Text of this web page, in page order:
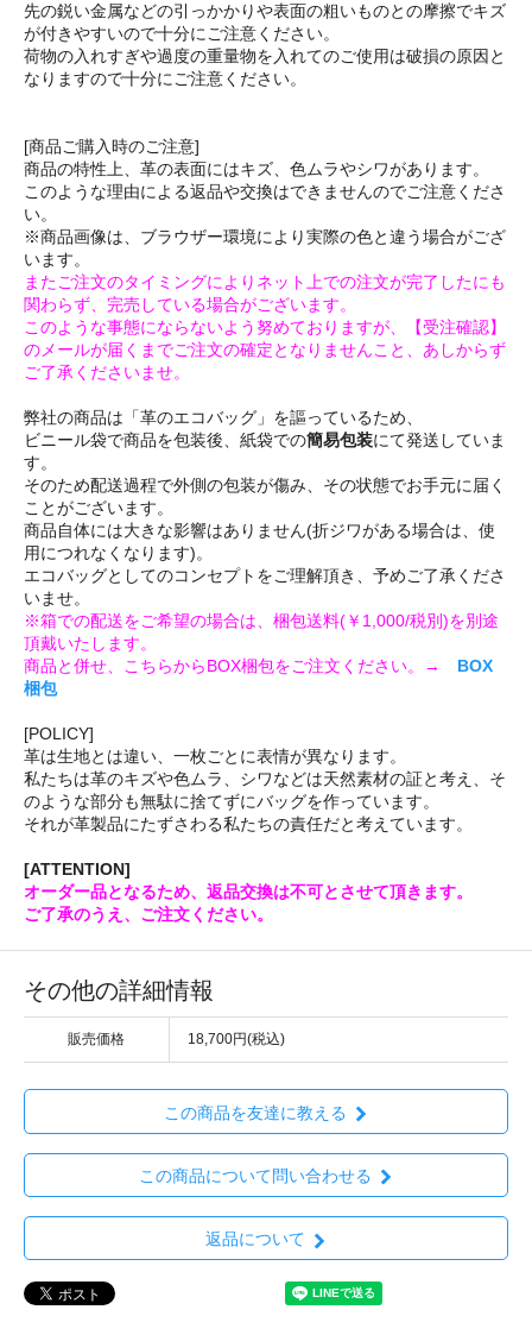
先の鋭い金属などの引っかかりや表面の粗いものとの摩擦でキズ
が付きやすいので十分にご注意ください。
荷物の入れすぎや過度の重量物を入れてのご使用は破損の原因と
なりますので十分にご注意ください。
[商品ご購入時のご注意]
商品の特性上、革の表面にはキズ、色ムラやシワがあります。
このような理由による返品や交換はできませんのでご注意くださ
い。
※商品画像は、ブラウザー環境により実際の色と違う場合がござ
います。
またご注文のタイミングによりネット上での注文が完了したにも
関わらず、完売している場合がございます。
このような事態にならないよう努めておりますが、【受注確認】
のメールが届くまでご注文の確定となりませんこと、あしからず
ご了承くださいませ。
弊社の商品は「革のエコバッグ」を謳っているため、
ビニール袋で商品を包装後、紙袋での簡易包装にて発送していま
す。
そのため配送過程で外側の包装が傷み、その状態でお手元に届く
ことがございます。
商品自体には大きな影響はありません(折ジワがある場合は、使
用につれなくなります)。
エコバッグとしてのコンセプトをご理解頂き、予めご了承くださ
いませ。
※箱での配送をご希望の場合は、梱包送料(￥1,000/税別)を別途
頂戴いたします。
商品と併せ、こちらからBOX梱包をご注文ください。→ BOX
梱包
[POLICY]
革は生地とは違い、一枚ごとに表情が異なります。
私たちは革のキズや色ムラ、シワなどは天然素材の証と考え、そ
のような部分も無駄に捨てずにバッグを作っています。
それが革製品にたずさわる私たちの責任だと考えています。
[ATTENTION]
オーダー品となるため、返品交換は不可とさせて頂きます。
ご了承のうえ、ご注文ください。
その他の詳細情報
販売価格 18,700円(税込)
この商品を友達に教える
この商品について問い合わせる
返品について